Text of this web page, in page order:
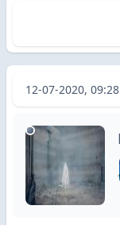
12-07-2020,